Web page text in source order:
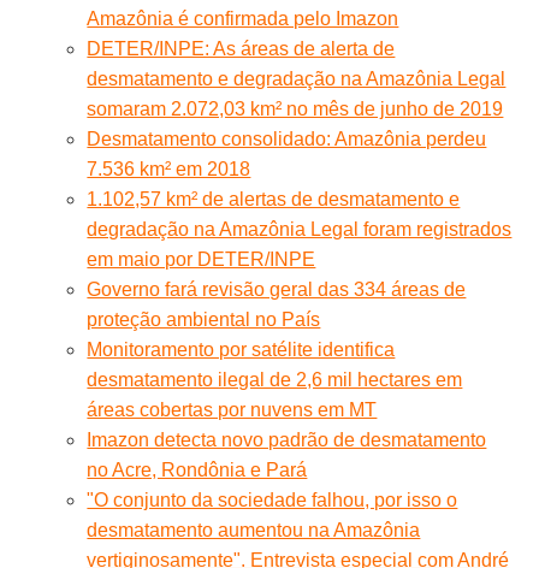
Amazônia é confirmada pelo Imazon
DETER/INPE: As áreas de alerta de
desmatamento e degradação na Amazônia Legal
somaram 2.072,03 km² no mês de junho de 2019
Desmatamento consolidado: Amazônia perdeu
7.536 km² em 2018
1.102,57 km² de alertas de desmatamento e
degradação na Amazônia Legal foram registrados
em maio por DETER/INPE
Governo fará revisão geral das 334 áreas de
proteção ambiental no País
Monitoramento por satélite identifica
desmatamento ilegal de 2,6 mil hectares em
áreas cobertas por nuvens em MT
Imazon detecta novo padrão de desmatamento
no Acre, Rondônia e Pará
"O conjunto da sociedade falhou, por isso o
desmatamento aumentou na Amazônia
vertiginosamente". Entrevista especial com André